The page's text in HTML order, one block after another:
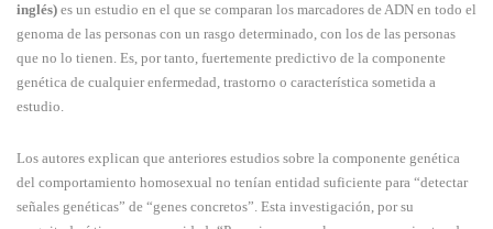
inglés) es un estudio en el que se comparan los marcadores de ADN en todo el
genoma de las personas con un rasgo determinado, con los de las personas
que no lo tienen. Es, por tanto, fuertemente predictivo de la componente
genética de cualquier enfermedad, trastorno o característica sometida a
estudio.
Los autores explican que anteriores estudios sobre la componente genética
del comportamiento homosexual no tenían entidad suficiente para “detectar
señales genéticas” de “genes concretos”. Esta investigación, por su